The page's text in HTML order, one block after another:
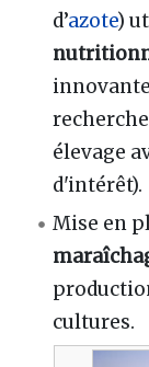
d’azote)
recherche
élevage
d'intérêt).
Mise en
cultures.